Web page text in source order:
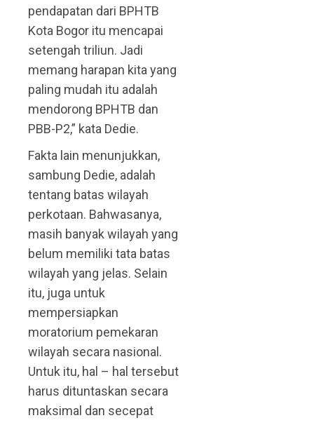
pendapatan dari BPHTB
Kota Bogor itu mencapai
setengah triliun. Jadi
memang harapan kita yang
paling mudah itu adalah
mendorong BPHTB dan
PBB-P2,” kata Dedie.
Fakta lain menunjukkan,
sambung Dedie, adalah
tentang batas wilayah
perkotaan. Bahwasanya,
masih banyak wilayah yang
belum memiliki tata batas
wilayah yang jelas. Selain
itu, juga untuk
mempersiapkan
moratorium pemekaran
wilayah secara nasional.
Untuk itu, hal – hal tersebut
harus dituntaskan secara
maksimal dan secepat